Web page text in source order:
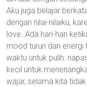
Aku juga belajar
dengan nilai-nilaiku,
love. Ada hari-hari
mood turun dan energi
waktu untuk pulih:
kecil untuk
wajar, selama kita